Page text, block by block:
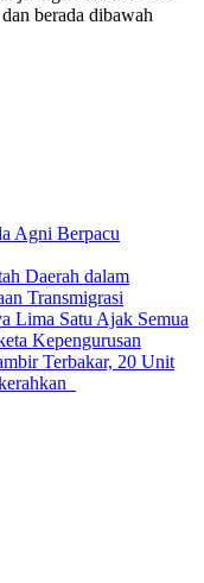
berada dibawah
Agni Berpacu
Daerah dalam
Transmigrasi
Lima Satu Ajak Semua
Kepengurusan
Terbakar, 20 Unit